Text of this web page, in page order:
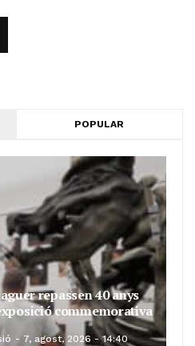
POPULAR
repassen 40 anys
commemorativa
7, agost, 2026 - 14:40